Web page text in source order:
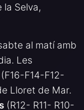
Selva,
al matí amb
Les
(F16-F14-F12-
Lloret de Mar.
(R12- R11- R10-